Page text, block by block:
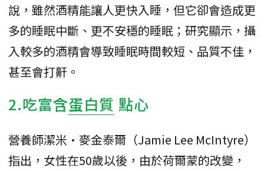
說，雖然酒精能讓人更快入睡，但它卻會造成更
多的睡眠中斷、更不安穩的睡眠；研究顯示，攝
入較多的酒精會導致睡眠時間較短、品質不佳，
甚至會打鼾。
2.吃富含蛋白質 點心
營養師潔米·麥金泰爾（Jamie Lee McIntyre）
指出，女性在50歲以後，由於荷爾蒙的改變，